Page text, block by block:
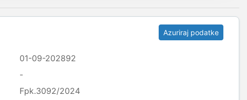
Azuriraj podatke
01-09-202892
-
Fpk.3092/2024